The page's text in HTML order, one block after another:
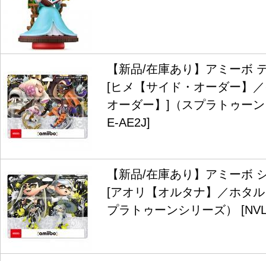
【新品/在庫あり】アミーボ
[ヒメ【サイド・オーダー】
オーダー】]（スプラトゥー
E-AE2J]
【新品/在庫あり】アミーボ
[アオリ【オルタナ】／ホタ
プラトゥーンシリーズ）